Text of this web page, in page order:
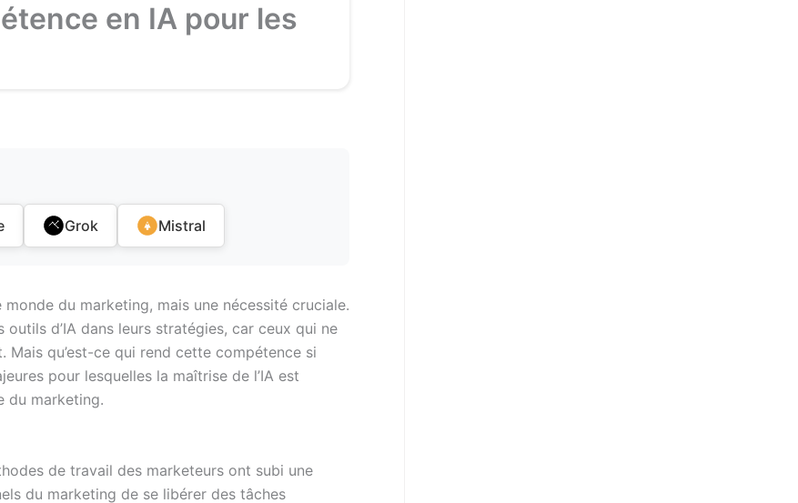
en IA pour les
Grok Mistral
du marketing, mais une nécessité cruciale.
d’IA dans leurs stratégies, car ceux qui ne
qu’est-ce qui rend cette compétence si
pour lesquelles la maîtrise de l’IA est
du marketing.
de travail des marketeurs ont subi une
du marketing de se libérer des tâches